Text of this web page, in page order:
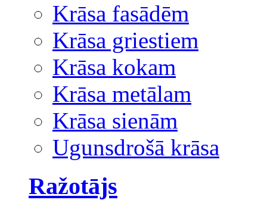
Krāsa fasādēm
Krāsa griestiem
Krāsa kokam
Krāsa metālam
Krāsa sienām
Ugunsdrošā krāsa
Ražotājs